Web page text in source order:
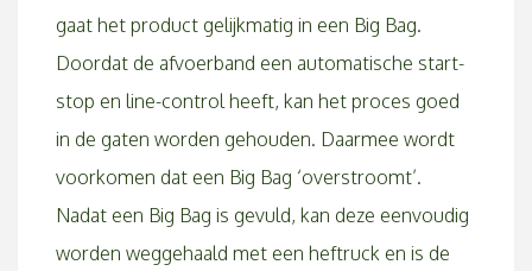
gaat het product gelijkmatig in een Big Bag.
Doordat de afvoerband een automatische start-
stop en line-control heeft, kan het proces goed
in de gaten worden gehouden. Daarmee wordt
voorkomen dat een Big Bag ‘overstroomt’.
Nadat een Big Bag is gevuld, kan deze eenvoudig
worden weggehaald met een heftruck en is de